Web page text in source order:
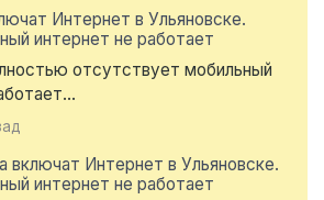
Интернет в Ульяновске.
интернет не работает
отсутствует мобильный
включат Интернет в Ульяновске.
интернет не работает